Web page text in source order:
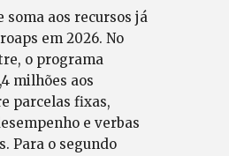
soma aos recursos já
em 2026. No
o programa
milhões aos
parcelas fixas,
e verbas
Para o segundo